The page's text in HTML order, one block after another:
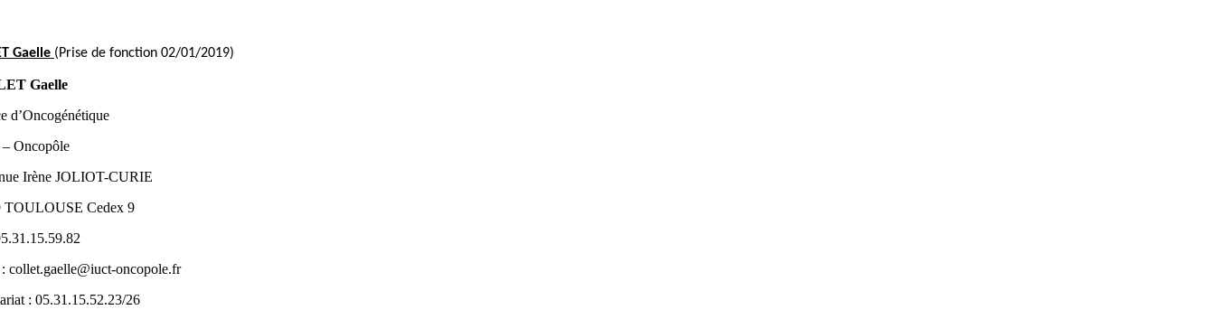
Gaelle (Prise de fonction 02/01/2019)
Gaelle
d’Oncogénétique
Oncopôle
Irène JOLIOT-CURIE
TOULOUSE Cedex 9
collet.gaelle@iuct-oncopole.fr
: 05.31.15.52.23/26